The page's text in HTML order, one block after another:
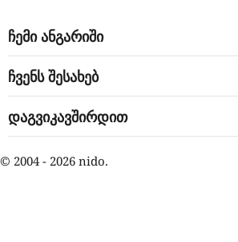
ჩემი ანგარიში
ჩვენს შესახებ
დაგვიკავშირდით
© 2004 - 2026 nido.